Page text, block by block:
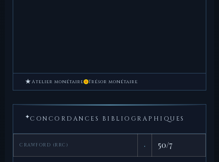
★ Atelier monétaire Trésor monétaire
✦CONCORDANCES BIBLIOGRAPHIQUES
CRAWFORD (RRC) · 50/7